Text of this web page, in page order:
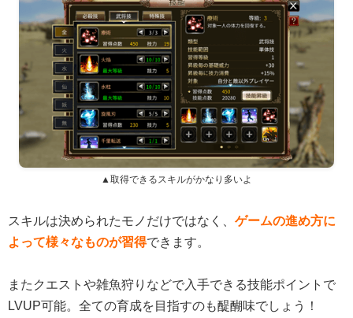
▲取得できるスキルがかなり多いよ
スキルは決められたモノだけではなく、 ゲームの進め方に
よって様々なものが習得できます。
またクエストや雑魚狩りなどで入手できる技能ポイントで
LVUP可能。全ての育成を目指すのも醍醐味でしょう！